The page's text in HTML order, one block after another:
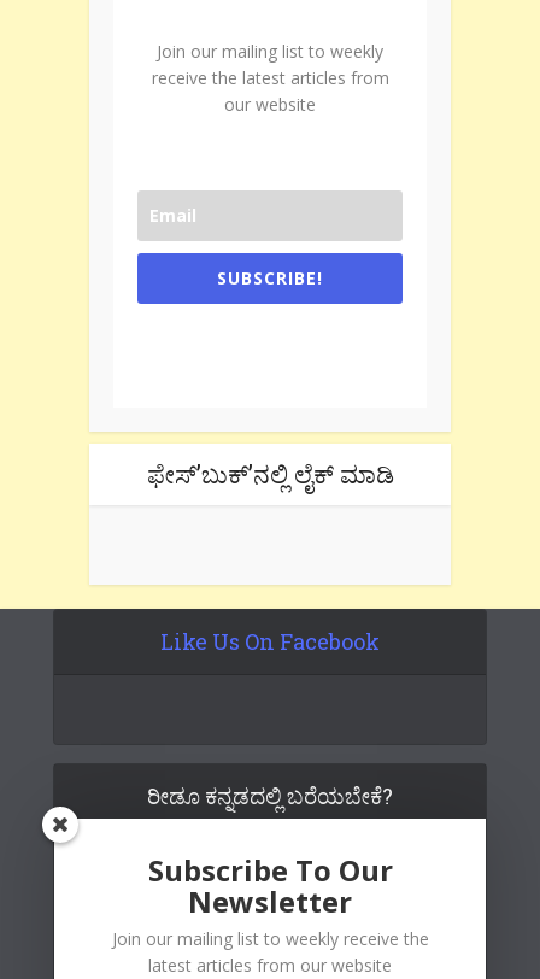
Join our mailing list to weekly
receive the latest articles from
our website
SUBSCRIBE!
ಫೇಸ್’ಬುಕ್’ನಲ್ಲಿ ಲೈಕ್ ಮಾಡಿ
Like Us On Facebook
ರೀಡೂ ಕನ್ನಡದಲ್ಲಿ ಬರೆಯಬೇಕೆ?
Subscribe To Our
Newsletter
Join our mailing list to weekly receive the
latest articles from our website